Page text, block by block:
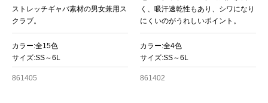
ストレッチギャバ素材の男女兼用ス
クラブ。
カラー:全15色
サイズ:SS～6L
861405
く、吸汗速乾性もあり、シワになり
にくいのがうれしいポイント。
カラー:全4色
サイズ:SS～6L
861402